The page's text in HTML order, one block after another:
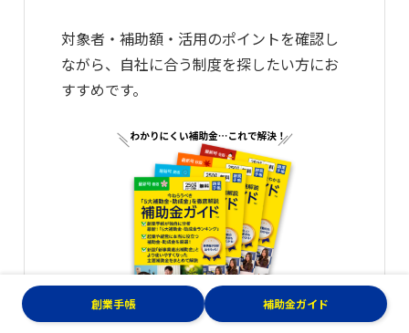
対象者・補助額・活用のポイントを確認し
ながら、自社に合う制度を探したい方にお
すすめです。
創業手帳 補助金ガイド